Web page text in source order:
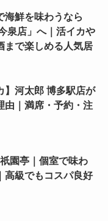
海鮮を味わうなら
泉店」へ｜活イカや
まで楽しめる人気居
】河太郎 博多駅店が
由｜満席・予約・注
園亭｜個室で味わ
高級でもコスパ良好